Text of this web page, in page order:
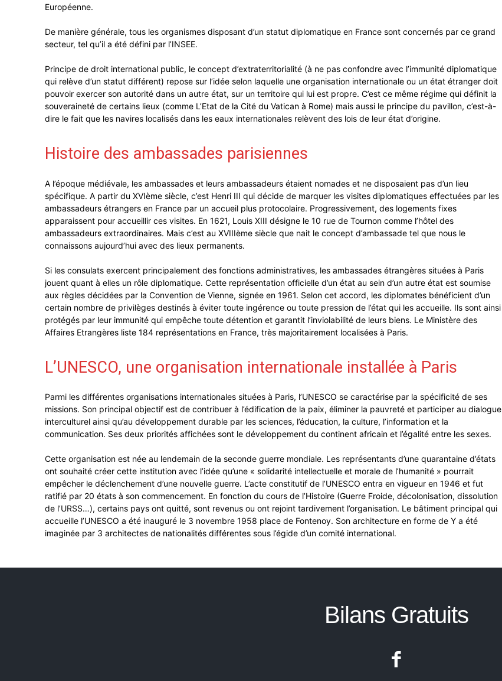
Européenne.
De manière générale, tous les organismes disposant d’un statut diplomatique en France sont concernés par ce grand
secteur, tel qu’il a été défini par l’INSEE.
Principe de droit international public, le concept d’extraterritorialité (à ne pas confondre avec l’immunité diplomatique
qui relève d’un statut différent) repose sur l’idée selon laquelle une organisation internationale ou un état étranger doit
pouvoir exercer son autorité dans un autre état, sur un territoire qui lui est propre. C’est ce même régime qui définit la
souveraineté de certains lieux (comme L’Etat de la Cité du Vatican à Rome) mais aussi le principe du pavillon, c’est-à-
dire le fait que les navires localisés dans les eaux internationales relèvent des lois de leur état d’origine.
Histoire des ambassades parisiennes
A l’époque médiévale, les ambassades et leurs ambassadeurs étaient nomades et ne disposaient pas d’un lieu
spécifique. A partir du XVIème siècle, c’est Henri III qui décide de marquer les visites diplomatiques effectuées par les
ambassadeurs étrangers en France par un accueil plus protocolaire. Progressivement, des logements fixes
apparaissent pour accueillir ces visites. En 1621, Louis XIII désigne le 10 rue de Tournon comme l’hôtel des
ambassadeurs extraordinaires. Mais c’est au XVIIIème siècle que nait le concept d’ambassade tel que nous le
connaissons aujourd’hui avec des lieux permanents.
Si les consulats exercent principalement des fonctions administratives, les ambassades étrangères situées à Paris
jouent quant à elles un rôle diplomatique. Cette représentation officielle d’un état au sein d’un autre état est soumise
aux règles décidées par la Convention de Vienne, signée en 1961. Selon cet accord, les diplomates bénéficient d’un
certain nombre de privilèges destinés à éviter toute ingérence ou toute pression de l’état qui les accueille. Ils sont ainsi
protégés par leur immunité qui empêche toute détention et garantit l’inviolabilité de leurs biens. Le Ministère des
Affaires Etrangères liste 184 représentations en France, très majoritairement localisées à Paris.
L’UNESCO, une organisation internationale installée à Paris
Parmi les différentes organisations internationales situées à Paris, l’UNESCO se caractérise par la spécificité de ses
missions. Son principal objectif est de contribuer à l’édification de la paix, éliminer la pauvreté et participer au dialogue
interculturel ainsi qu’au développement durable par les sciences, l’éducation, la culture, l’information et la
communication. Ses deux priorités affichées sont le développement du continent africain et l’égalité entre les sexes.
Cette organisation est née au lendemain de la seconde guerre mondiale. Les représentants d’une quarantaine d’états
ont souhaité créer cette institution avec l’idée qu’une « solidarité intellectuelle et morale de l’humanité » pourrait
empêcher le déclenchement d’une nouvelle guerre. L’acte constitutif de l’UNESCO entra en vigueur en 1946 et fut
ratifié par 20 états à son commencement. En fonction du cours de l’Histoire (Guerre Froide, décolonisation, dissolution
de l’URSS…), certains pays ont quitté, sont revenus ou ont rejoint tardivement l’organisation. Le bâtiment principal qui
accueille l’UNESCO a été inauguré le 3 novembre 1958 place de Fontenoy. Son architecture en forme de Y a été
imaginée par 3 architectes de nationalités différentes sous l’égide d’un comité international.
Bilans Gratuits